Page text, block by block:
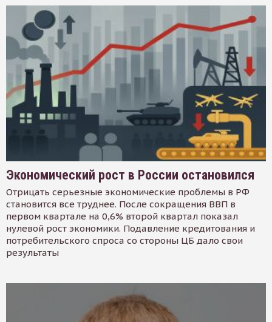
Экономический рост в России остановился
Отрицать серьезные экономические проблемы в РФ
становится все труднее. После сокращения ВВП в
первом квартале на 0,6% второй квартал показал
нулевой рост экономики. Подавление кредитования и
потребительского спроса со стороны ЦБ дало свои
результаты